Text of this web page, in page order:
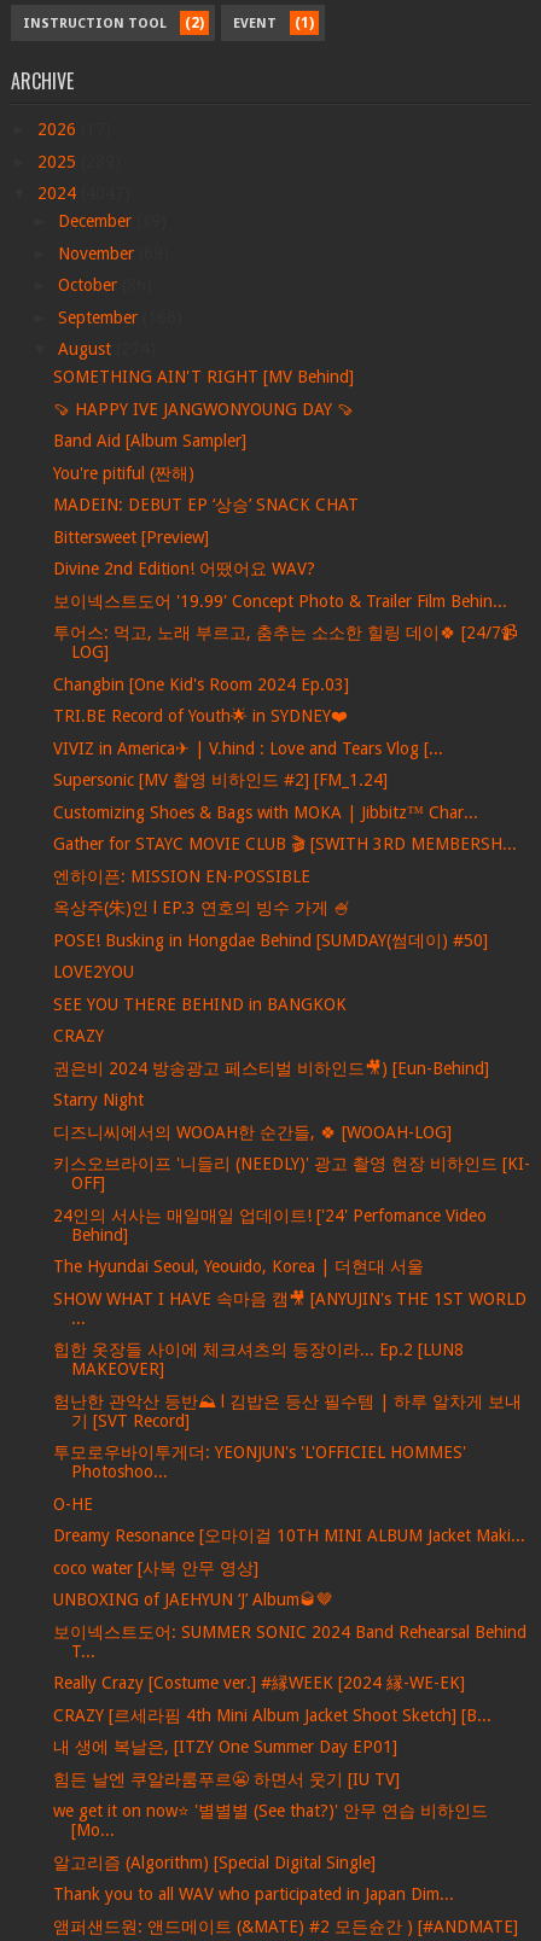
INSTRUCTION TOOL (2) EVENT (1)
ARCHIVE
2026
2025
2024
December
November
October
September
August
SOMETHING AIN'T RIGHT [MV Behind]
🍠 HAPPY IVE JANGWONYOUNG DAY 🍠
Band Aid [Album Sampler]
You're pitiful (짠해)
MADEIN: DEBUT EP ‘상승’ SNACK CHAT
Bittersweet [Preview]
Divine 2nd Edition! 어땠어요 WAV?
보이넥스트도어 '19.99' Concept Photo & Trailer Film Behin...
투어스: 먹고, 노래 부르고, 춤추는 소소한 힐링 데이🍀 [24/7📹
LOG]
Changbin [One Kid's Room 2024 Ep.03]
TRI.BE Record of Youth🌟 in SYDNEY❤️
VIVIZ in America✈ | V.hind : Love and Tears Vlog [...
Supersonic [MV 촬영 비하인드 #2] [FM_1.24]
Customizing Shoes & Bags with MOKA | Jibbitz™ Char...
Gather for STAYC MOVIE CLUB 🎬 [SWITH 3RD MEMBERSH...
엔하이픈: MISSION EN-POSSIBLE
옥상주(朱)인 l EP.3 연호의 빙수 가게 🍧
POSE! Busking in Hongdae Behind [SUMDAY(썸데이) #50]
LOVE2YOU
SEE YOU THERE BEHIND in BANGKOK
CRAZY
권은비 2024 방송광고 페스티벌 비하인드🎥) [Eun-Behind]
Starry Night
디즈니씨에서의 WOOAH한 순간들, 🍀 [WOOAH-LOG]
키스오브라이프 '니들리 (NEEDLY)' 광고 촬영 현장 비하인드 [KI-
OFF]
24인의 서사는 매일매일 업데이트! ['24' Perfomance Video
Behind]
The Hyundai Seoul, Yeouido, Korea | 더현대 서울
SHOW WHAT I HAVE 속마음 캠🎥 [ANYUJIN's THE 1ST WORLD
...
힙한 옷장들 사이에 체크셔츠의 등장이라... Ep.2 [LUN8
MAKEOVER]
험난한 관악산 등반⛰ l 김밥은 등산 필수템 | 하루 알차게 보내
기 [SVT Record]
투모로우바이투게더: YEONJUN's 'L'OFFICIEL HOMMES'
Photoshoo...
O-HE
Dreamy Resonance [오마이걸 10TH MINI ALBUM Jacket Maki...
coco water [사복 안무 영상]
UNBOXING of JAEHYUN ‘J’ Album🥃🤎
보이넥스트도어: SUMMER SONIC 2024 Band Rehearsal Behind
T...
Really Crazy [Costume ver.] #縁WEEK [2024 縁-WE-EK]
CRAZY [르세라핌 4th Mini Album Jacket Shoot Sketch] [B...
내 생에 복날은, [ITZY One Summer Day EP01]
힘든 날엔 쿠알라룸푸르😬 하면서 웃기 [IU TV]
we get it on now⭐ '별별별 (See that?)' 안무 연습 비하인드
[Mo...
알고리즘 (Algorithm) [Special Digital Single]
Thank you to all WAV who participated in Japan Dim...
앰퍼샌드원: 앤드메이트 (&MATE) #2 모든슌간 ) [#ANDMATE]